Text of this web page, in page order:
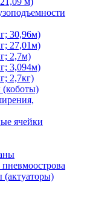
30,96м)
27,01м)
2,7м)
3,094м)
2,7кг)
(коботы)
ячейки
(актуаторы)